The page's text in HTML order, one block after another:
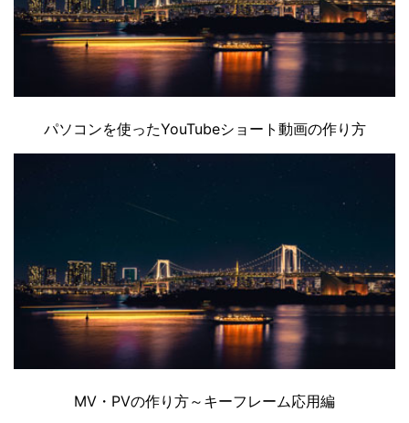
パソコンを使ったYouTubeショート動画の作り方
MV・PVの作り方～キーフレーム応用編